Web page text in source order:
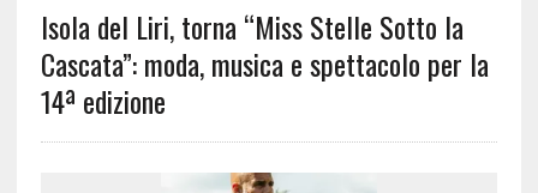
Isola del Liri, torna “Miss Stelle Sotto la
Cascata”: moda, musica e spettacolo per la
14ª edizione